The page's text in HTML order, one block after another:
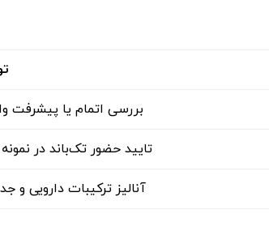
بررسی اتمام یا
تایید حضور تک‌باند در
آنالیز ترکیبات دارویی و